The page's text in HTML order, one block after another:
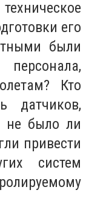
его
были
Кто
датчиков,
не было ли
привести
систем